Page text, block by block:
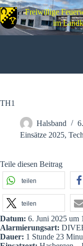
Zum
Inhalt
springen
Freiwillige
im
TH1
Halsband
Einsätze 2025,
Teile diesen Beitrag
teilen
teilen
Datum: 6. Juni 2025 um
Alarmierungsart:
Dauer: 1 Stunde 23